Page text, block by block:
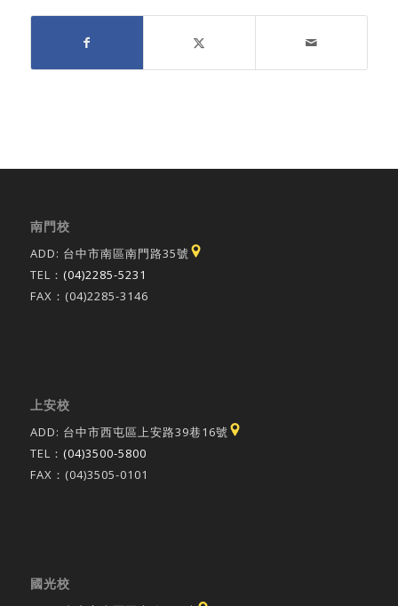
南門校
ADD: 台中市南區南門路35號
TEL： (04)2285-5231
FAX：(04)2285-3146
上安校
ADD: 台中市西屯區上安路39巷16號
TEL： (04)3500-5800
FAX：(04)3505-0101
國光校